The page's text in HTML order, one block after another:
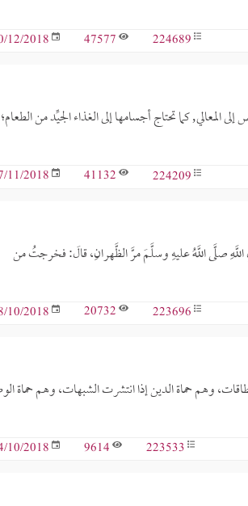
224689
47577
12/2018
المعالي, كما تحتاج أجسامها إلى الغذاء الجيِّد من الطعام؛
224209
41132
11/2018
صلَّى اللَّهُ عليهِ وسلَّمَ مرَّ الظَّهرانِ، قالَ: فخرجتُ من
223696
20732
10/2018
وهم حماة الدين إذا انتشرت الشبهات، وهم حماة
223533
9614
10/2018